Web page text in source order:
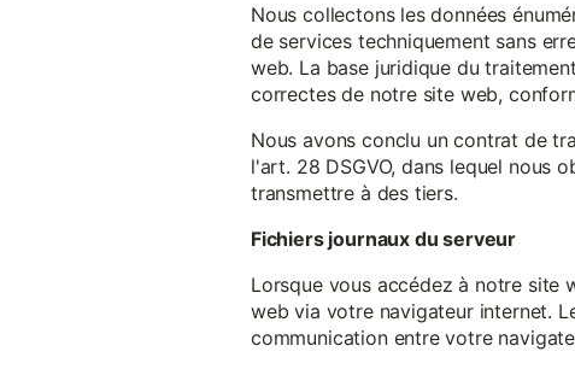
Nous collectons les données
de services techniquement sans
web. La base juridique du
correctes de notre site web,
Nous avons conclu un contrat de
l'art. 28 DSGVO, dans lequel nous
transmettre à des tiers.
Fichiers journaux du serveur
Lorsque vous accédez à notre site
web via votre navigateur internet.
communication entre votre